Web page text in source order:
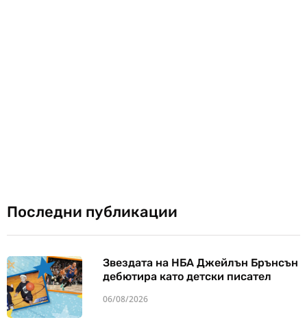
Последни публикации
Звездата на НБА Джейлън Брънсън
дебютира като детски писател
06/08/2026